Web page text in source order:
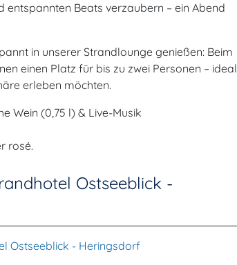
entspannten Beats verzaubern – ein Abend
in unserer Strandlounge genießen: Beim
einen Platz für bis zu zwei Personen – ideal
erleben möchten.
Wein (0,75 l) & Live-Musik
rosé.
Ostseeblick -
Ostseeblick - Heringsdorf